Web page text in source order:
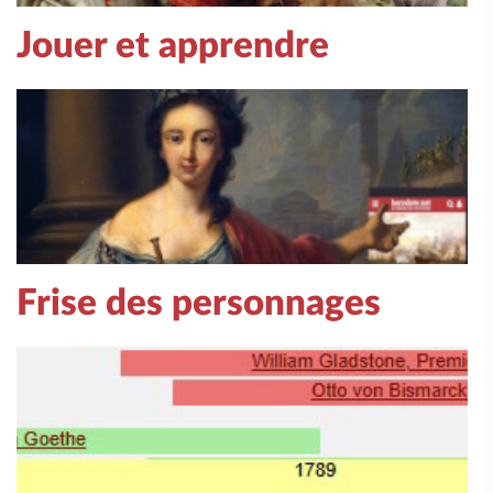
Jouer et apprendre
Frise des personnages